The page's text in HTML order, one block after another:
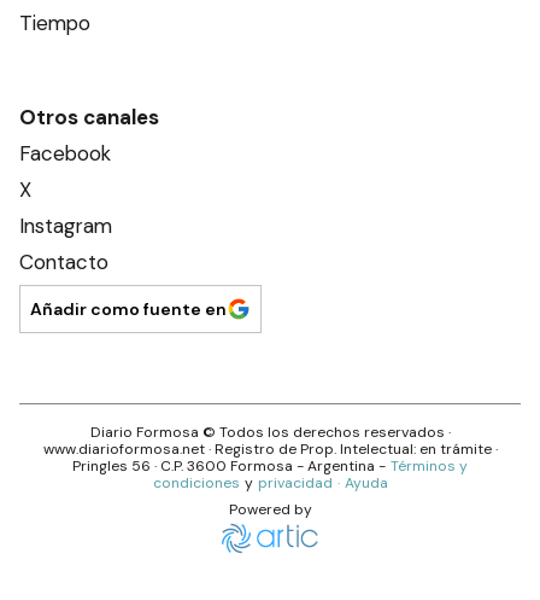
Tiempo
Otros canales
Facebook
X
Instagram
Contacto
Añadir como fuente en
Diario Formosa © Todos los derechos reservados ·
www.diarioformosa.net · Registro de Prop. Intelectual: en trámite ·
Pringles 56 · C.P.3600 Formosa - Argentina - Términos y
condiciones y privacidad · Ayuda
Powered by